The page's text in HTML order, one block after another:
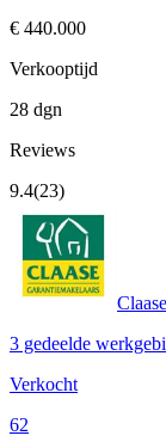
€ 440.000
Verkooptijd
28 dgn
Reviews
9.4(23)
3 gedeelde
Verkocht
62